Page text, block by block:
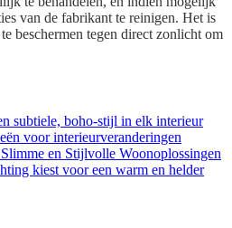
van de fabrikant te reinigen. Het is
beschermen tegen direct zonlicht om
subtiele, boho-stijl in elk interieur
voor interieurveranderingen
en Stijlvolle Woonoplossingen
kiest voor een warm en helder